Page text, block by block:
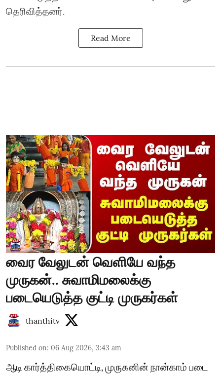
தெரிவித்தனர்.
Read More
வைர வேலுடன் வெளியே வந்த
முருகன்.. சுவாமிமலைக்கு
படையெடுத்த குட்டி முருகர்கள்
thanthitv
Published on: 06 Aug 2026, 3:43 am
ஆடி கார்த்திகையொட்டி, முருகனின் நான்காம் படை